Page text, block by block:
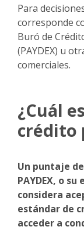
Para
corresponde
Buró de
(PAYDEX) u
comerciales.
¿Cuál
crédito
Un puntaje
PAYDEX, o
considera
estándar de
acceder a